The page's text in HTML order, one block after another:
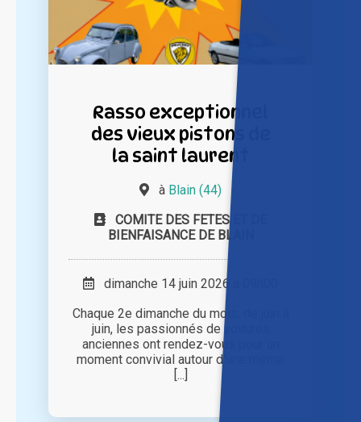
Rasso exceptionnel
des vieux pistons de
la saint laurent
à Blain (44)
COMITE DES FETES ET DE
BIENFAISANCE DE BLAIN
dimanche 14 juin 2026 à 09h00
Chaque 2e dimanche du mois, de juin à
juin, les passionnés de voitures
anciennes ont rendez-vous pour un
moment convivial autour d'une même
[...]